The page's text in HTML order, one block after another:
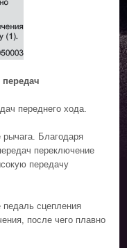
переднего хода.
Благодаря
переключение
передачу
сцепления
после чего плавно